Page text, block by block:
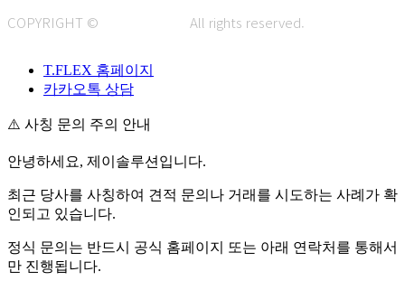
COPYRIGHT © All rights reserved.
T.FLEX 홈페이지
카카오톡 상담
⚠️ 사칭 문의 주의 안내
안녕하세요, 제이솔루션입니다.
최근 당사를 사칭하여 견적 문의나 거래를 시도하는 사례가 확
인되고 있습니다.
정식 문의는 반드시 공식 홈페이지 또는 아래 연락처를 통해서
만 진행됩니다.